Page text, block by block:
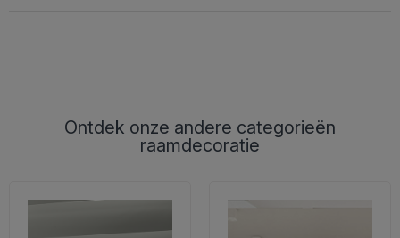
Ontdek onze andere categorieën
raamdecoratie